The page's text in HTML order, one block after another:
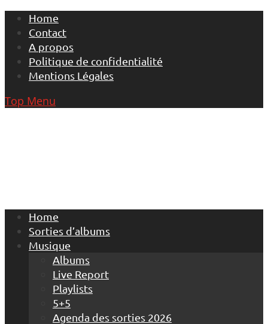
Skip
content
Home
Contact
A propos
Politique de confidentialité
Mentions Légales
Top Menu
Home
Sorties d’albums
Musique
Albums
Live Report
Playlists
5+5
Agenda des sorties 2026